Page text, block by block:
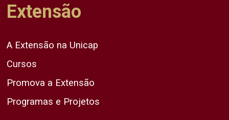
Extensão
A Extensão na Unicap
Cursos
Promova a Extensão
Programas e Projetos